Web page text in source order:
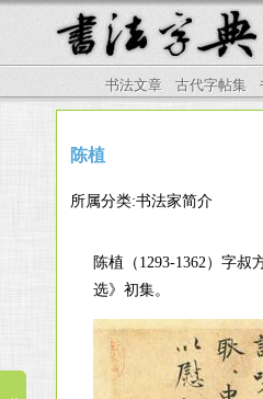
书法文章 古代字帖集
陈植
所属分类:书法家简介
陈植（1293-1362）字
选》初集。